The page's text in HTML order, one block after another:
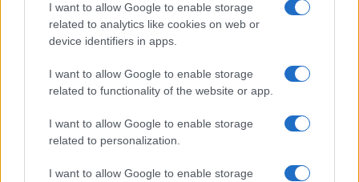
I want to allow Google to enable storage
related to analytics like cookies on web or
device identifiers in apps.
I want to allow Google to enable storage
related to functionality of the website or app.
I want to allow Google to enable storage
related to personalization.
I want to allow Google to enable storage
Κύπρο
24/07/2026 - 11:45πμ